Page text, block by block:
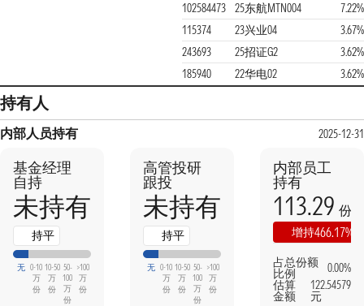
102584473
25东航MTN004
7.22%
115374
23兴业04
3.67%
243693
25招证G2
3.62%
185940
22华电02 3.62%
持有人
内部人员持有 2025-12-31
基金经理
自持
未持有
持平
无 0-10
万
份
10-50
万
份
50-
100
万
份
>100
万
份
高管投研
跟投
未持有
持平
无 0-10
万
份
10-50
万
份
50-
100
万
份
>100
万
份
内部员工
持有
113.29 份
增持466.17%
占总份额
比例
0.00%
估算
金额
122.54579
元